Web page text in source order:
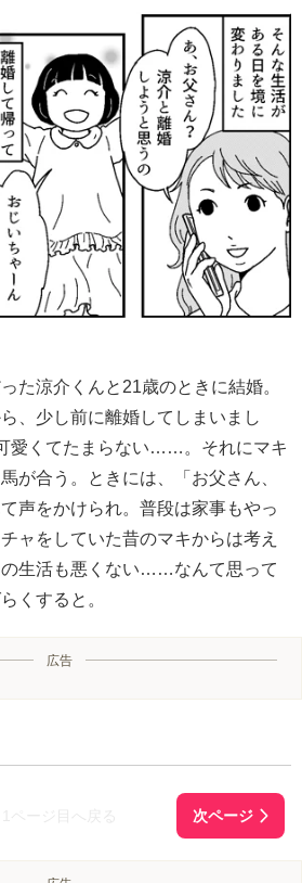
た涼介くんと21歳のときに結婚。
、少し前に離婚してしまいまし
愛くてたまらない……。それにマキ
が合う。ときには、「お父さん、
声をかけられ。普段は家事もやっ
ャをしていた昔のマキからは考え
の生活も悪くない……なんて思って
くすると。
広告